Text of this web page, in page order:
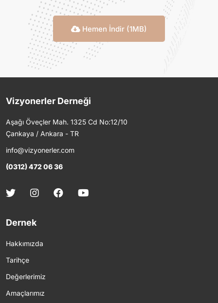
Hemen İndir (1MB)
Vizyonerler Derneği
Aşağı Öveçler Mah. 1325 Cd No:12/10
Çankaya / Ankara - TR
info@vizyonerler.com
(0312) 472 06 36
Dernek
Hakkımızda
Tarihçe
Değerlerimiz
Amaçlarımız